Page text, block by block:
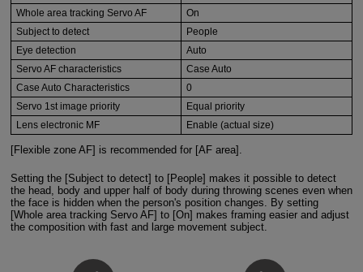
Whole area tracking Servo AF
On
Subject to detect
People
Eye detection
Auto
Servo AF characteristics
Case Auto
Case Auto Characteristics
0
Servo 1st image priority
Equal priority
Lens electronic MF
Enable (actual size)
[Flexible zone AF] is recommended for [AF area].
Setting the [Subject to detect] to [People] makes it possible to detect
the head, body and upper half of body during throwing scenes even when
the face is hidden when the person's position changes. By setting
[Whole area tracking Servo AF] to [On] makes framing easier and adjust
the composition with fast and large movement subject.